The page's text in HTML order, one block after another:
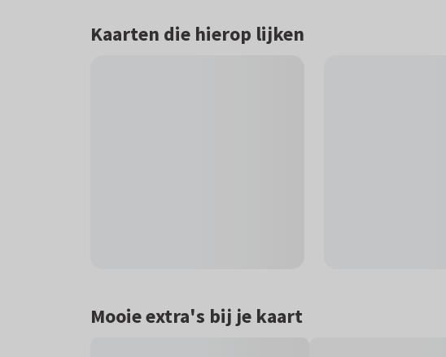
Kaarten die hierop lijken
Mooie extra's bij je kaart